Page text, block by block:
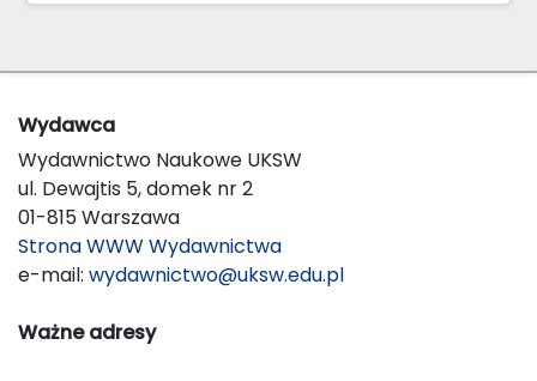
Wydawca
Wydawnictwo Naukowe UKSW
ul. Dewajtis 5, domek nr 2
01-815 Warszawa
Strona WWW Wydawnictwa
e-mail: wydawnictwo@uksw.edu.pl
Ważne adresy